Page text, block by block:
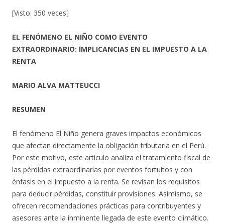
[Visto: 350 veces]
EL FENÓMENO EL NIÑO COMO EVENTO
EXTRAORDINARIO: IMPLICANCIAS EN EL IMPUESTO A LA
RENTA
MARIO ALVA MATTEUCCI
RESUMEN
El fenómeno El Niño genera graves impactos económicos
que afectan directamente la obligación tributaria en el Perú.
Por este motivo, este artículo analiza el tratamiento fiscal de
las pérdidas extraordinarias por eventos fortuitos y con
énfasis en el impuesto a la renta. Se revisan los requisitos
para deducir pérdidas, constituir provisiones. Asimismo, se
ofrecen recomendaciones prácticas para contribuyentes y
asesores ante la inminente llegada de este evento climático.